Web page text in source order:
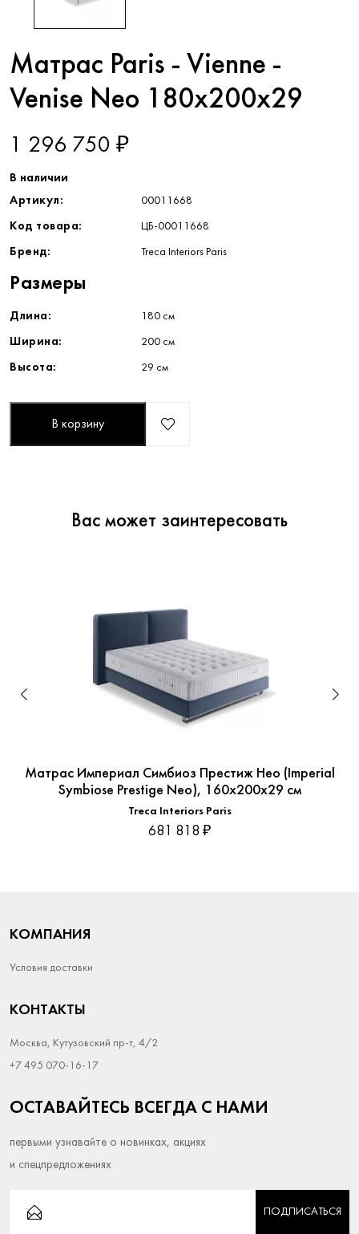
Матрас Paris - Vienne -
Venise Neo 180x200x29
1 296 750 ₽
В наличии
Артикул:
00011668
Код товара: ЦБ-00011668
Бренд: Treca Interiors Paris
Размеры
Длина: 180 см
Ширина: 200 см
Высота: 29 см
В корзину
Вас может заинтересовать
Матрас Империал Симбиоз Престиж Нео (Imperial
Symbiose Prestige Neo), 160x200x29 см
Treca Interiors Paris
681 818 ₽
КОМПАНИЯ
Условия доставки
КОНТАКТЫ
Москва, Кутузовский пр-т, 4/2
+7 495 070-16-17
ОСТАВАЙТЕСЬ ВСЕГДА С НАМИ
первыми узнавайте о новинках, акциях
и спецпредложениях
ПОДПИСАТЬСЯ